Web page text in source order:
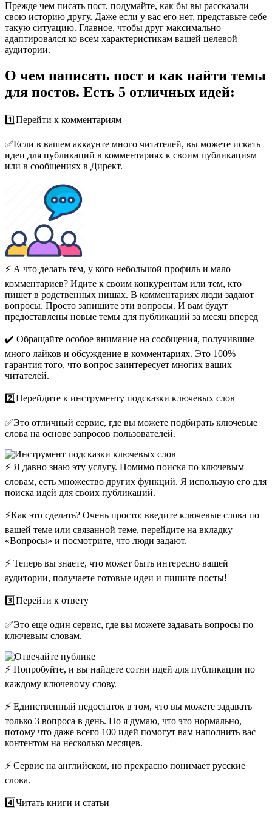
Прежде чем писать пост, подумайте, как бы вы рассказали
свою историю другу. Даже если у вас его нет, представьте себе
такую ​​ситуацию. Главное, чтобы друг максимально
адаптировался ко всем характеристикам вашей целевой
аудитории.
О чем написать пост и как найти темы
для постов. Есть 5 отличных идей:
1️⃣Перейти к комментариям
✅Если в вашем аккаунте много читателей, вы можете искать
идеи для публикаций в комментариях к своим публикациям
или в сообщениях в Директ.
⚡️ А что делать тем, у кого небольшой профиль и мало
комментариев? Идите к своим конкурентам или тем, кто
пишет в родственных нишах. В комментариях люди задают
вопросы. Просто запишите эти вопросы. И вам будут
предоставлены новые темы для публикаций за месяц вперед
✔️ Обращайте особое внимание на сообщения, получившие
много лайков и обсуждение в комментариях. Это 100%
гарантия того, что вопрос заинтересует многих ваших
читателей.
2️⃣Перейдите к инструменту подсказки ключевых слов
✅Это отличный сервис, где вы можете подбирать ключевые
слова на основе запросов пользователей.
⚡️ Я давно знаю эту услугу. Помимо поиска по ключевым
словам, есть множество других функций. Я использую его для
поиска идей для своих публикаций.
⚡️Как это сделать? Очень просто: введите ключевые слова по
вашей теме или связанной теме, перейдите на вкладку
«Вопросы» и посмотрите, что люди задают.
⚡️ Теперь вы знаете, что может быть интересно вашей
аудитории, получаете готовые идеи и пишите посты!
3️⃣Перейти к ответу
✅Это еще один сервис, где вы можете задавать вопросы по
ключевым словам.
⚡️ Попробуйте, и вы найдете сотни идей для публикации по
каждому ключевому слову.
⚡️ Единственный недостаток в том, что вы можете задавать
только 3 вопроса в день. Но я думаю, что это нормально,
потому что даже всего 100 идей помогут вам наполнить вас
контентом на несколько месяцев.
⚡️ Сервис на английском, но прекрасно понимает русские
слова.
4️⃣Читать книги и статьи